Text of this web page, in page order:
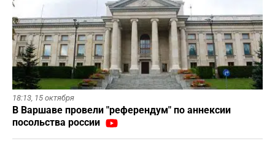
18:13, 15 октября
В Варшаве провели "референдум" по аннексии
посольства россии